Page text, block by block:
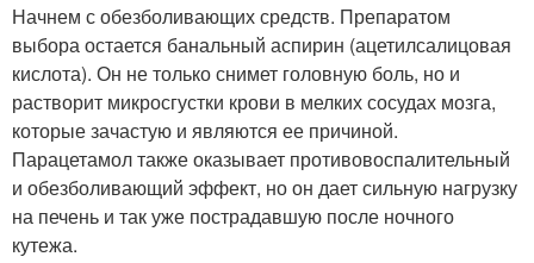
Начнем с обезболивающих средств. Препаратом
выбора остается банальный аспирин (ацетилсалицовая
кислота). Он не только снимет головную боль, но и
растворит микросгустки крови в мелких сосудах мозга,
которые зачастую и являются ее причиной.
Парацетамол также оказывает противовоспалительный
и обезболивающий эффект, но он дает сильную нагрузку
на печень и так уже пострадавшую после ночного
кутежа.